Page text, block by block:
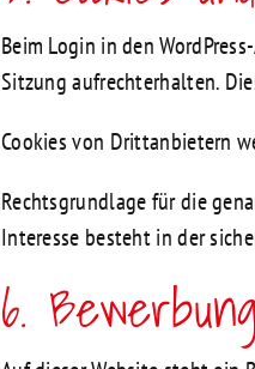
Beim Login in den
Sitzung aufrechterhalten.
Cookies von Drittanbietern
Rechtsgrundlage für die
Interesse besteht in der
6.